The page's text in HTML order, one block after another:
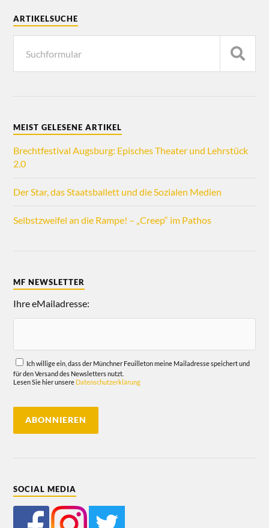
ARTIKELSUCHE
MEIST GELESENE ARTIKEL
Brechtfestival Augsburg: Episches Theater und Lehrstück
2.0
Der Star, das Staatsballett und die Sozialen Medien
Selbstzweifel an die Rampe! – „Creep“ im Pathos
MF NEWSLETTER
Ihre eMailadresse:
Ich willige ein, dass der Münchner Feuilleton meine Mailadresse speichert und
für den Versand des Newsletters nutzt.
Lesen Sie hier unsere Datenschutzerklärung
SOCIAL MEDIA